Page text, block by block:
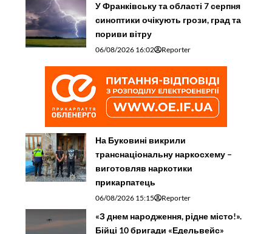
У Франківську та області 7 серпня
синоптики очікують грози, град та
пориви вітру
06/08/2026 16:02 Reporter
На Буковині викрили
транснаціональну наркосхему –
виготовляв наркотики
прикарпатець
06/08/2026 15:15 Reporter
«З днем народження, рідне місто!».
Бійці 10 бригади «Едельвейс»